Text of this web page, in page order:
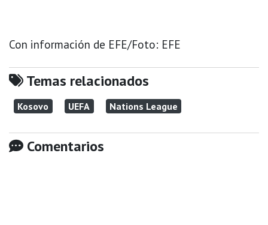
Con información de EFE/Foto: EFE
Temas relacionados
Kosovo UEFA Nations League
Comentarios